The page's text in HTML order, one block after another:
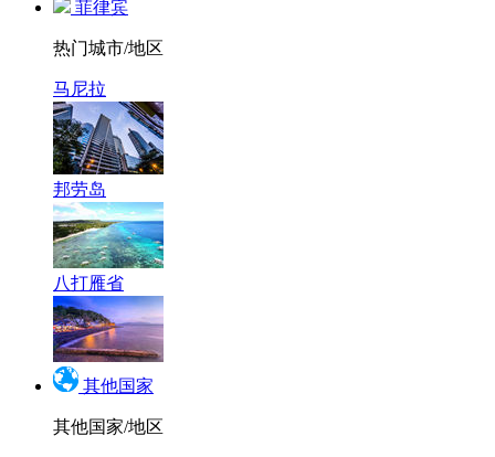
菲律宾
热门城市/地区
马尼拉
邦劳岛
八打雁省
其他国家
其他国家/地区